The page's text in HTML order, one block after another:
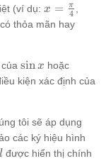
(ví dụ: x =
\frac{\pi}
x = 4
π
thỏa mãn hay
\sin
x
sinx hoặc\cos
x
kiện xác định của
tôi sẽ áp dụng
các ký hiệu hình
l được hiển thị chính